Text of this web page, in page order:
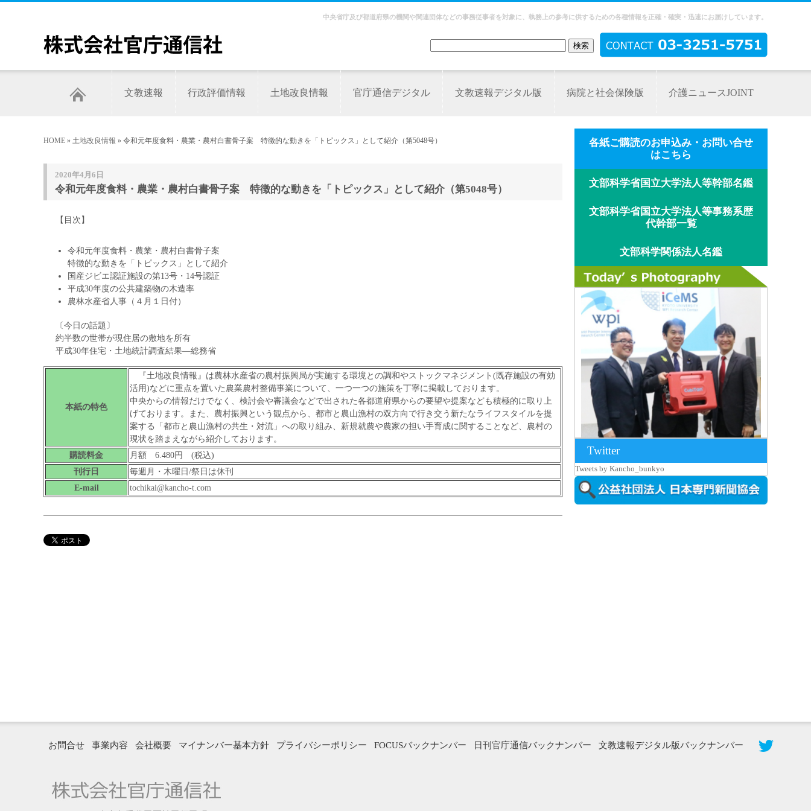
中央省庁及び都道府県の機関や関連団体などの事務従事者を対象に、執務上の参考に供するための各種情報を正確・確実・迅速にお届けしています。
文教速報 行政評価情報 土地改良情報 官庁通信デジタル 文教速報デジタル版 病院と社会保険版 介護ニュースJOINT
HOME » 土地改良情報 » 令和元年度食料・農業・農村白書骨子案 特徴的な動きを「トピックス」として紹介（第5048号）
2020年4月6日
令和元年度食料・農業・農村白書骨子案 特徴的な動きを「トピックス」として紹介（第5048号）
【目次】
令和元年度食料・農業・農村白書骨子案
特徴的な動きを「トピックス」として紹介
国産ジビエ認証施設の第13号・14号認証
平成30年度の公共建築物の木造率
農林水産省人事（４月１日付）
〔今日の話題〕
約半数の世帯が現住居の敷地を所有
平成30年住宅・土地統計調査結果―総務省
本紙の特色
『土地改良情報』は農林水産省の農村振興局が実施する環境との調和やストックマネジメント(既存施設の有効
活用)などに重点を置いた農業農村整備事業について、一つ一つの施策を丁寧に掲載しております。
中央からの情報だけでなく、検討会や審議会などで出された各都道府県からの要望や提案なども積極的に取り上
げております。また、農村振興という観点から、都市と農山漁村の双方向で行き交う新たなライフスタイルを提
案する「都市と農山漁村の共生・対流」への取り組み、新規就農や農家の担い手育成に関することなど、農村の
現状を踏まえながら紹介しております。
購読料金
月額 6.480円 (税込)
刊行日
毎週月・木曜日/祭日は休刊
E-mail
tochikai@kancho-t.com
各紙ご購読のお申込み・お問い合せ
はこちら
文部科学省国立大学法人等幹部名鑑
文部科学省国立大学法人等事務系歴
代幹部一覧
文部科学関係法人名鑑
京都大iCeMS等を視察した松本文部科学
大...
Twitter
Tweets by Kancho_bunkyo
お問合せ 事業内容 会社概要 マイナンバー基本方針 プライバシーポリシー FOCUSバックナンバー 日刊官庁通信バックナンバー 文教速報デジタル版バックナンバー